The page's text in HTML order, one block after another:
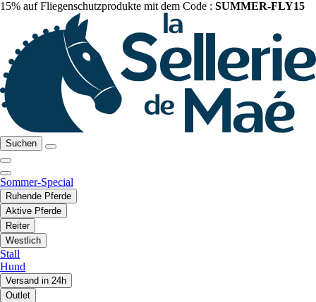
15% auf Fliegenschutzprodukte mit dem Code : SUMMER-FLY15
Suchen
Sommer-Special
Ruhende Pferde
Aktive Pferde
Reiter
Westlich
Stall
Hund
Versand in 24h
Outlet